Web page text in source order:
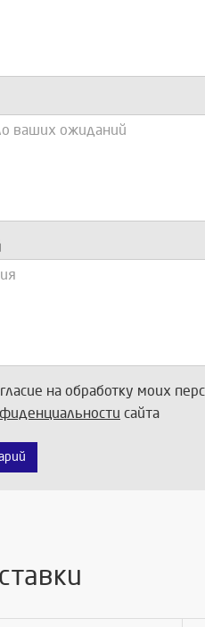
на обработку моих
сайта